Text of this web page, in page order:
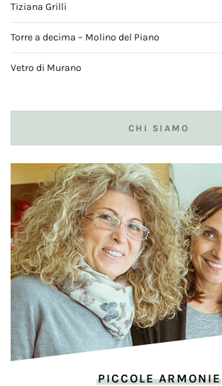
Tiziana Grilli
Torre a decima – Molino del Piano
Vetro di Murano
CHI SIAMO
PICCOLE ARMONIE